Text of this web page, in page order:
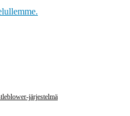
järjestelmä